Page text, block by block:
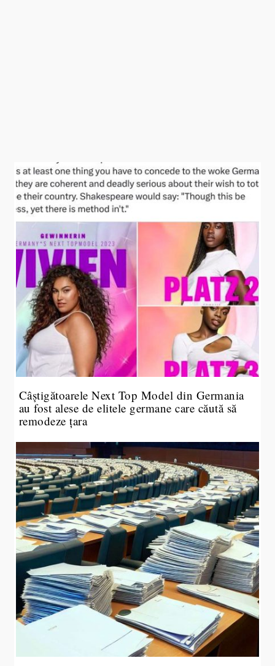
Câștigătoarele Next Top Model din Germania
au fost alese de elitele germane care căută să
remodeze țara